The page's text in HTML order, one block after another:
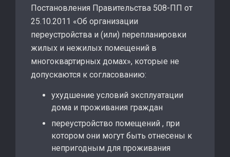
Постановления Правительства 508-ПП от
25.10.2011 «Об организации
переустройства и (или) перепланировки
жилых и нежилых помещений в
многоквартирных домах», которые не
допускаются к согласованию:
ухудшение условий эксплуатации
дома и проживания граждан
переустройство помещений , при
котором они могут быть отнесены к
непригодным для проживания